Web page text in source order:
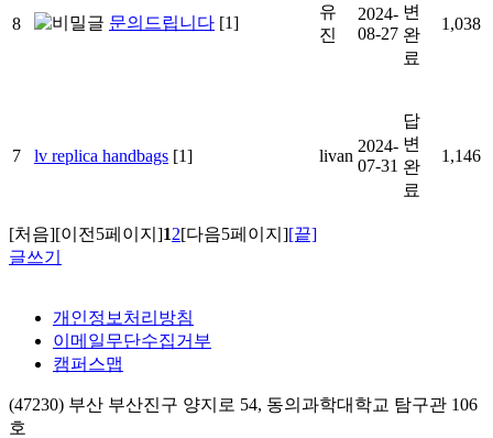
8 문의드립니다 [1]
유
진
2024-
08-27
변
완
료
1,038
7 lv replica handbags [1] livan
2024-
07-31
답
변
완
료
1,146
[처음][이전5페이지]12[다음5페이지][끝]
글쓰기
개인정보처리방침
이메일무단수집거부
캠퍼스맵
(47230) 부산 부산진구 양지로 54, 동의과학대학교 탐구관 106
호